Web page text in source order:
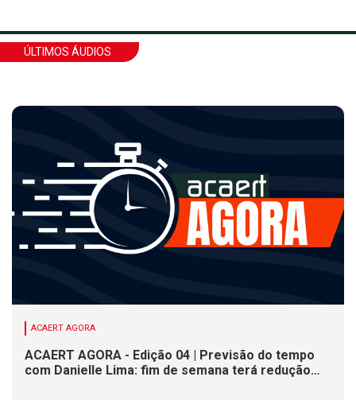
ÚLTIMOS ÁUDIOS
ACAERT AGORA
ACAERT AGORA - Edição 04 | Previsão do tempo
com Danielle Lima: fim de semana terá redução